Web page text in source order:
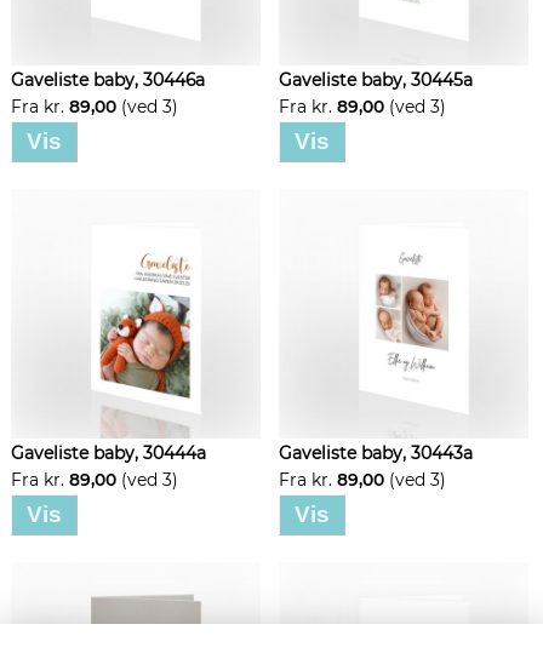
Gaveliste baby, 30446a
Fra kr. 89,00 (ved 3)
Vis
Gaveliste baby, 30445a
Fra kr. 89,00 (ved 3)
Vis
Gaveliste baby, 30444a
Fra kr. 89,00 (ved 3)
Vis
Gaveliste baby, 30443a
Fra kr. 89,00 (ved 3)
Vis